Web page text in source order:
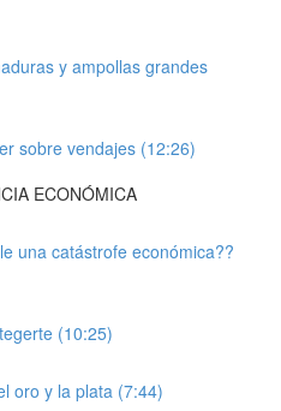
y ampollas grandes
sobre vendajes (12:26)
ECONÓMICA
una catástrofe económica??
(10:25)
oro y la plata (7:44)